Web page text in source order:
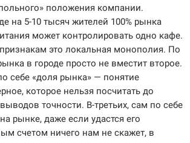
положения компании.
на 5-10 тысяч жителей 100% рынка
может контролировать одно кафе.
это локальная монополия. По
в городе просто не вместит второе.
себе «доля рынка» — понятие
которое нельзя посчитать до
точности. В-третьих, сам по себе
рынке, даже если удастся его
счетом ничего нам не скажет, в